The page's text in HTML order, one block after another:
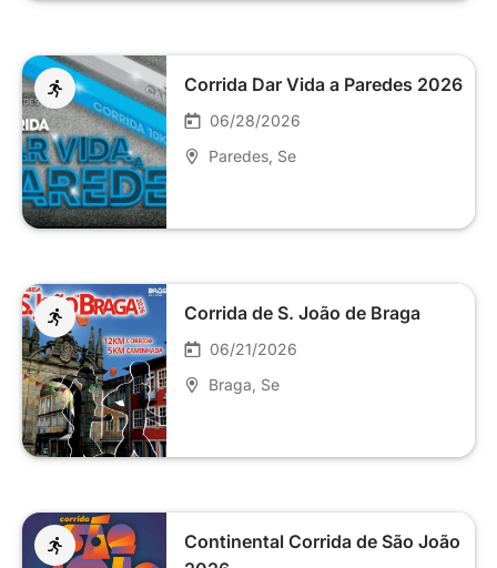
Corrida Dar Vida a Paredes 2026
06/28/2026
Paredes , Se
Corrida de S. João de Braga
06/21/2026
Braga , Se
Continental Corrida de São João